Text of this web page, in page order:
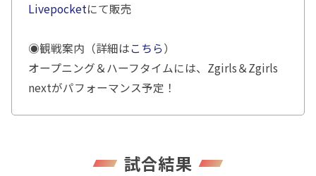
Livepocketにて販売
◉観戦案内（詳細はこちら）
オープニング＆ハーフタイムには、Zgirls＆Zgirls
nextがパフォーマンス予定！
試合結果